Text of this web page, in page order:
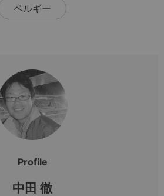
ベルギー
Profile
中田 徹